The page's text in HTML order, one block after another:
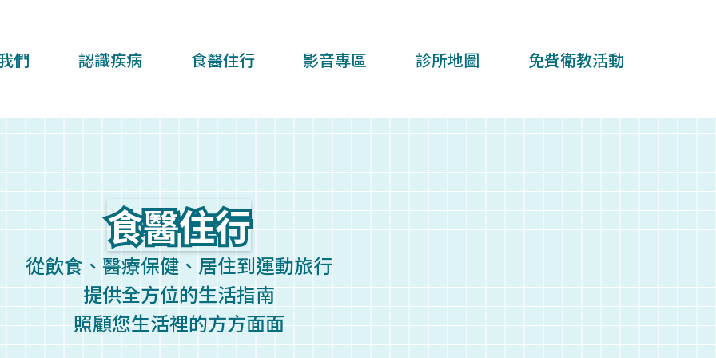
們 認識疾病 食醫住行 影音專區 診所地圖 免費衛教活動
食醫住行
食醫住行
從飲食、醫療保健、居住到運動旅行
提供全方位的生活指南
照顧您生活裡的方方面面